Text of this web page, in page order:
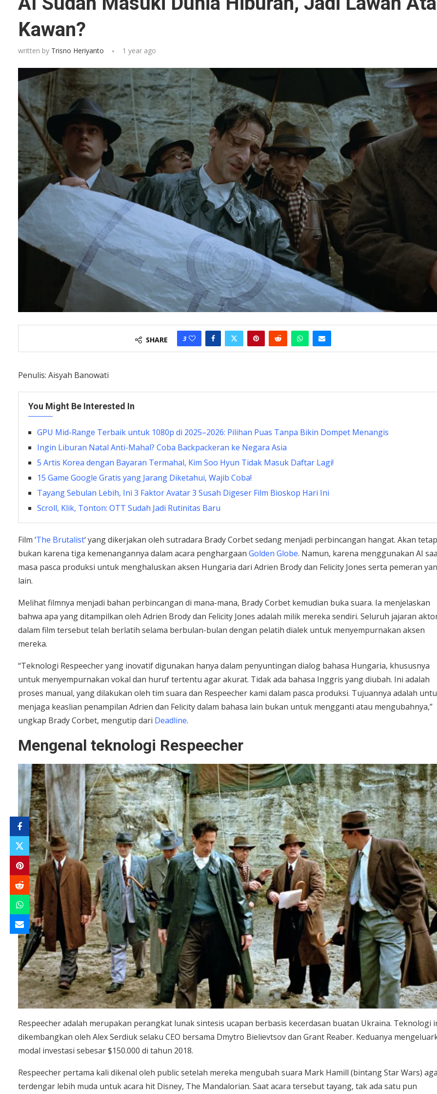
Kawan?
written by Trisno Heriyanto 1 year ago
SHARE 3
Penulis: Aisyah Banowati
You Might Be Interested In
GPU Mid-Range Terbaik untuk 1080p di 2025–2026: Pilihan Puas Tanpa Bikin Dompet Menangis
Ingin Liburan Natal Anti-Mahal? Coba Backpackeran ke Negara Asia
5 Artis Korea dengan Bayaran Termahal, Kim Soo Hyun Tidak Masuk Daftar Lagi!
15 Game Google Gratis yang Jarang Diketahui, Wajib Coba!
Tayang Sebulan Lebih, Ini 3 Faktor Avatar 3 Susah Digeser Film Bioskop Hari Ini
Scroll, Klik, Tonton: OTT Sudah Jadi Rutinitas Baru
Film ‘The Brutalist‘ yang dikerjakan oleh sutradara Brady Corbet sedang menjadi perbincangan hangat. Akan
bukan karena tiga kemenangannya dalam acara penghargaan Golden Globe. Namun, karena menggunakan AI
masa pasca produksi untuk menghaluskan aksen Hungaria dari Adrien Brody dan Felicity Jones serta pemeran
lain.
Melihat filmnya menjadi bahan perbincangan di mana-mana, Brady Corbet kemudian buka suara. Ia menjelaskan
bahwa apa yang ditampilkan oleh Adrien Brody dan Felicity Jones adalah milik mereka sendiri. Seluruh jajaran
dalam film tersebut telah berlatih selama berbulan-bulan dengan pelatih dialek untuk menyempurnakan aksen
mereka.
“Teknologi Respeecher yang inovatif digunakan hanya dalam penyuntingan dialog bahasa Hungaria, khususnya
untuk menyempurnakan vokal dan huruf tertentu agar akurat. Tidak ada bahasa Inggris yang diubah. Ini adalah
proses manual, yang dilakukan oleh tim suara dan Respeecher kami dalam pasca produksi. Tujuannya adalah
menjaga keaslian penampilan Adrien dan Felicity dalam bahasa lain bukan untuk mengganti atau mengubahnya,”
ungkap Brady Corbet, mengutip dari Deadline.
Mengenal teknologi Respeecher
Respeecher adalah merupakan perangkat lunak sintesis ucapan berbasis kecerdasan buatan Ukraina. Teknologi
dikembangkan oleh Alex Serdiuk selaku CEO bersama Dmytro Bielievtsov dan Grant Reaber. Keduanya
modal investasi sebesar $150.000 di tahun 2018.
Respeecher pertama kali dikenal oleh public setelah mereka mengubah suara Mark Hamill (bintang Star Wars)
terdengar lebih muda untuk acara hit Disney, The Mandalorian. Saat acara tersebut tayang, tak ada satu pun